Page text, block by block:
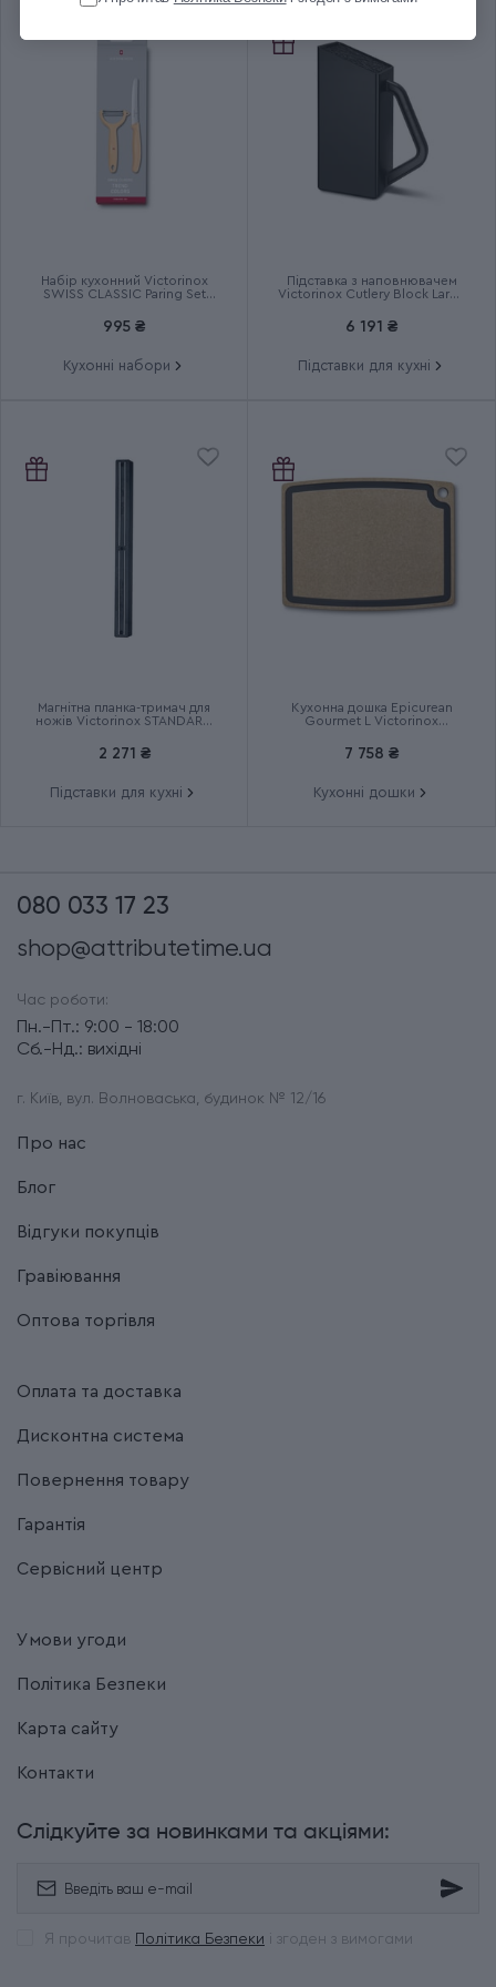
Довжина леза (см)
SWISS CLASSIC Paring
Серійний
Набір кухонний Victorinox
SWISS CLASSIC Paring Set
995 ₴
Кухонні набори
Підставка з наповнювачем
Victorinox Cutlery Block Large
6 191 ₴
Підставки для кухні
Магнітна планка-тримач для
ножів Victorinox STANDARD
2 271 ₴
Підставки для кухні
Кухонна дошка Epicurean
Gourmet L Victorinox
7 758 ₴
Кухонні дошки
080 033 17 23
shop@attributetime.ua
Час роботи:
Пн.-Пт.: 9:00 - 18:00
Сб.-Нд.: вихідні
г. Київ, вул. Волноваська, будинок № 12/16
Про нас
Блог
Відгуки покупців
Гравіювання
Оптова торгівля
Оплата та доставка
Дисконтна система
Повернення товару
Гарантія
Сервісний центр
Умови угоди
Політика Безпеки
Карта сайту
Контакти
Слідкуйте за новинками та акціями:
Я прочитав Політика Безпеки і згоден з вимогами